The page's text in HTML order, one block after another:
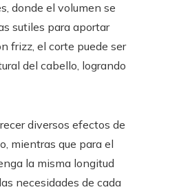
donde el volumen se
sutiles para aportar
frizz, el corte puede ser
del cabello, logrando
diversos efectos de
mientras que para el
la misma longitud
necesidades de cada